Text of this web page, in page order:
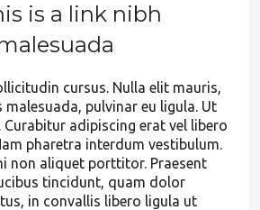
is a link nibh
cursus. Nulla elit mauris,
pulvinar eu ligula. Ut
adipiscing erat vel libero
pharetra interdum vestibulum.
non aliquet porttitor. Praesent
tincidunt, quam dolor
in convallis libero ligula ut